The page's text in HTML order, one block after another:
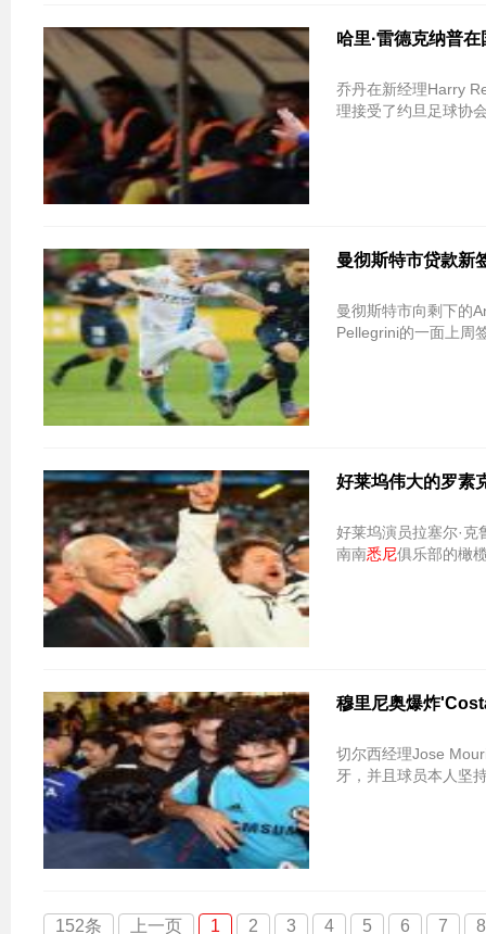
哈里·雷德克纳普
乔丹在新经理Harry
理接受了约旦足球协
曼彻斯特市贷款新
曼彻斯特市向剩下的
Pellegrini的一面上周
好莱坞伟大的罗素
好莱坞演员拉塞尔·
南南悉尼俱乐部的橄
穆里尼奥爆炸
切尔西经理Jose
牙，并且球员本人坚
152条 上一页 1 2 3 4 5 6 7 8